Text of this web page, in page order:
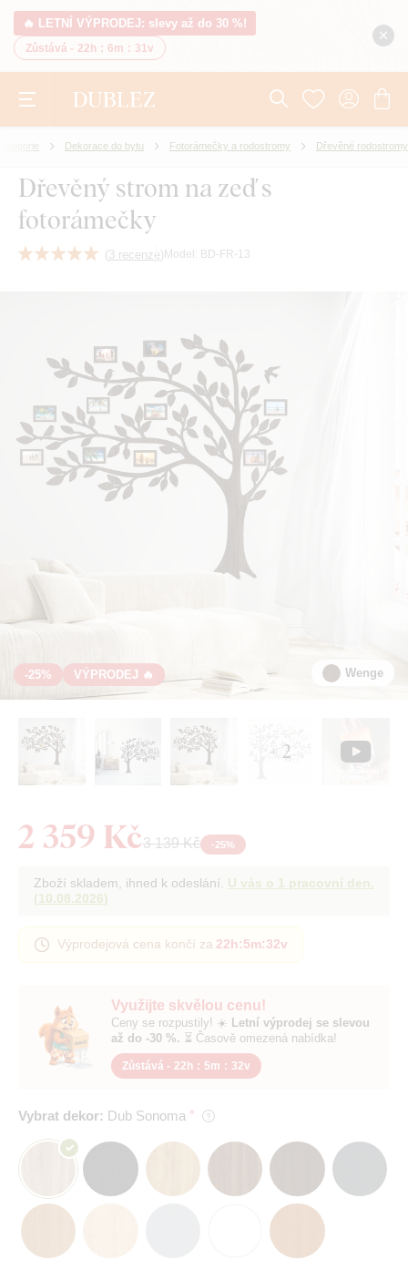
🔥 LETNÍ VÝPRODEJ: slevy až do 30 %!
Zůstává - 22h : 6m : 30v
Dekorace do bytu Fotorámečky a rodostromy Dřevěné rodostromy
Dřevěný strom na zeď s
fotorámečky
(3 recenze) Model: BD-FR-13
-25% VÝPRODEJ 🔥 Wenge
+ 2
Využijte skvělou cenu!
Ceny se rozpustily! ☀️ Letní výprodej se slevou
až do -30 %. ⏳ Časově omezená nabídka!
Zůstává - 22h : 5m : 31v
Vybrat dekor: Dub Sonoma
2 359 Kč3 139 Kč -25%
Zboží skladem, ihned k odeslání. U vás o 1 pracovní den.
(10.08.2026)
Výprodejová cena končí za 22h:5m:31v